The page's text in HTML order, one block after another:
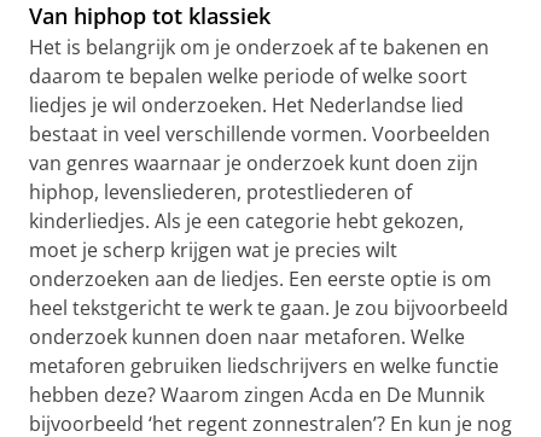
Van hiphop tot klassiek
Het is belangrijk om je onderzoek af te bakenen en
daarom te bepalen welke periode of welke soort
liedjes je wil onderzoeken. Het Nederlandse lied
bestaat in veel verschillende vormen. Voorbeelden
van genres waarnaar je onderzoek kunt doen zijn
hiphop, levensliederen, protestliederen of
kinderliedjes. Als je een categorie hebt gekozen,
moet je scherp krijgen wat je precies wilt
onderzoeken aan de liedjes. Een eerste optie is om
heel tekstgericht te werk te gaan. Je zou bijvoorbeeld
onderzoek kunnen doen naar metaforen. Welke
metaforen gebruiken liedschrijvers en welke functie
hebben deze? Waarom zingen Acda en De Munnik
bijvoorbeeld ‘het regent zonnestralen’? En kun je nog